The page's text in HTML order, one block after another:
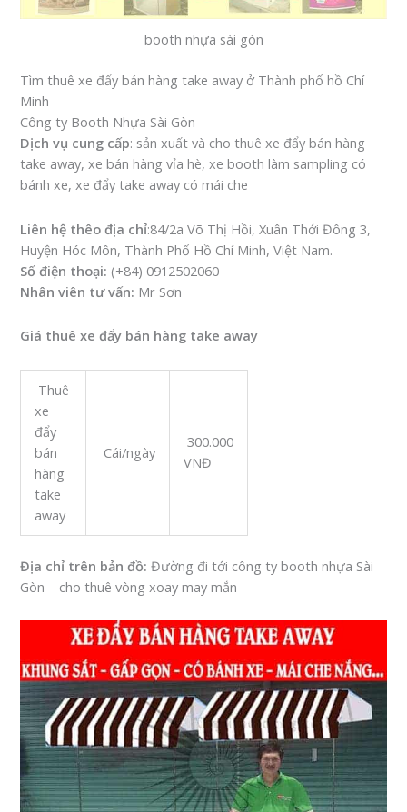
booth nhựa sài gòn
Tìm thuê xe đẩy bán hàng take away ở Thành phố hồ Chí
Minh
Công ty Booth Nhựa Sài Gòn
Dịch vụ cung cấp: sản xuất và cho thuê xe đẩy bán hàng
take away, xe bán hàng vỉa hè, xe booth làm sampling có
bánh xe, xe đẩy take away có mái che
Liên hệ thêo địa chỉ:84/2a Võ Thị Hồi, Xuân Thới Đông 3,
Huyện Hóc Môn, Thành Phố Hồ Chí Minh, Việt Nam.
Số điện thoại: (+84) 0912502060
Nhân viên tư vấn: Mr Sơn
Giá thuê xe đẩy bán hàng take away
Thuê
xe
đẩy
bán
hàng
take
away
Cái/ngày
300.000
VNĐ
Địa chỉ trên bản đồ:Đường đi tới công ty booth nhựa Sài
Gòn – cho thuê vòng xoay may mắn